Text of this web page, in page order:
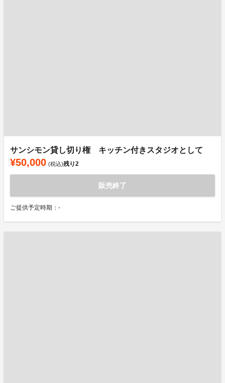
サンシモン貸し切り権 キッチン付きスタジオとして
¥50,000 (税込)残り2
販売終了
ご提供予定時期：-